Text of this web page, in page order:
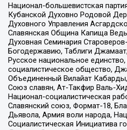
Национал-большевистская
Кубанской Духовно Родовой
Духовного Управления
Славянская Община Капища
Духовная Семинария
Богодержавию, Таблиги
Русское национальное
социалистическое общество,
Объединенный Вилайат
Союз славян, Ат-Такфир Валь-
Национал-социалистическая
Славянский союз, Формат-18,
Дьявола, Армия воли народа,
Социалистическая Инициатива